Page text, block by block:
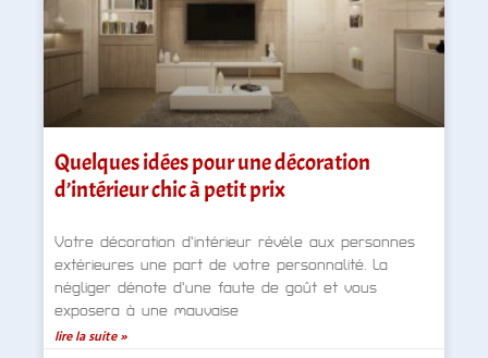
Quelques idées pour une décoration
d’intérieur chic à petit prix
Votre décoration d’intérieur révèle aux personnes
extérieures une part de votre personnalité. La
négliger dénote d’une faute de goût et vous
exposera à une mauvaise
lire la suite »